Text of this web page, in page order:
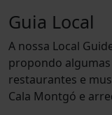
Guia Local
A nossa Local
propondo
restaurantes e
Cala Montgó e